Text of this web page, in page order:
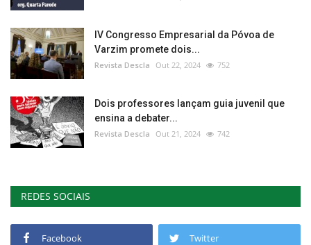
IV Congresso Empresarial da Póvoa de
Varzim promete dois...
Revista Descla Out 22, 2024 752
Dois professores lançam guia juvenil que
ensina a debater...
Revista Descla Out 21, 2024 742
REDES SOCIAIS
Facebook Twitter